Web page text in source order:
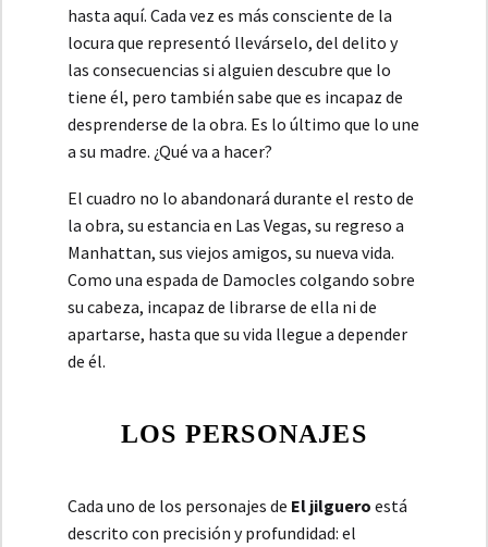
hasta aquí. Cada vez es más consciente de la
locura que representó llevárselo, del delito y
las consecuencias si alguien descubre que lo
tiene él, pero también sabe que es incapaz de
desprenderse de la obra. Es lo último que lo une
a su madre. ¿Qué va a hacer?
El cuadro no lo abandonará durante el resto de
la obra, su estancia en Las Vegas, su regreso a
Manhattan, sus viejos amigos, su nueva vida.
Como una espada de Damocles colgando sobre
su cabeza, incapaz de librarse de ella ni de
apartarse, hasta que su vida llegue a depender
de él.
LOS PERSONAJES
Cada uno de los personajes de El jilguero está
descrito con precisión y profundidad: el